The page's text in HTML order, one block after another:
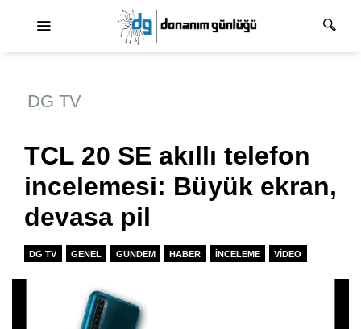
DG TV
TCL 20 SE akıllı telefon
incelemesi: Büyük ekran,
devasa pil
DG TV GENEL GUNDEM HABER İNCELEME VIDEO